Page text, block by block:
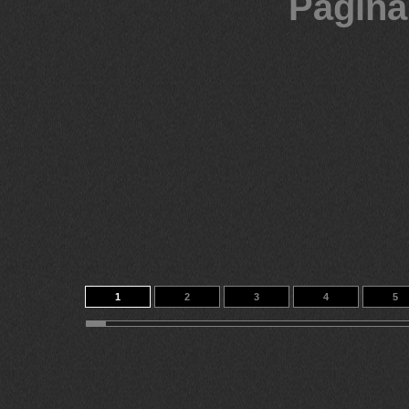
1 2 3 4 5
11 12 13 14 313